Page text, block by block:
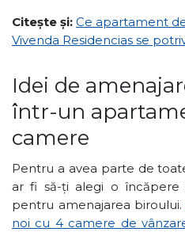
Citește și: Ce apartament
Vivenda Residencias se
Idei de
într-un
camere
Pentru a avea parte de
ar fi să-ți alegi o încăpere
pentru amenajarea biroului.
noi cu 4 camere de